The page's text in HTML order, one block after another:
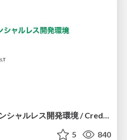
mairuでつくるクレデンシャルレス開発環境 / Credential-less development environment using Mailru
5 840